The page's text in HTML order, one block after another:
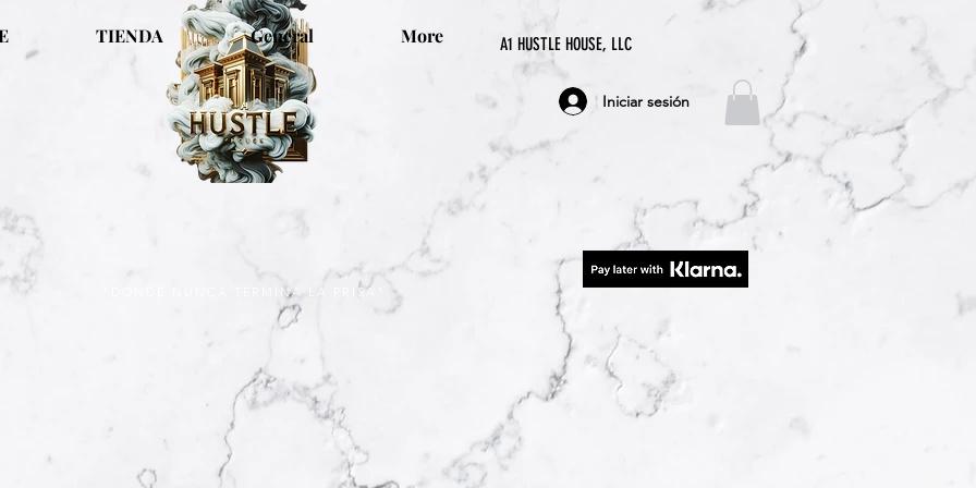
A1 HUSTLE HOUSE, LLC
TIENDA General More
Iniciar sesión
"DONDE NUNCA TERMINA LA PRISA"